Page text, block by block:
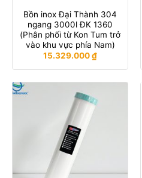
Bồn inox Đại Thành 304
ngang 3000l ĐK 1360
(Phân phối từ Kon Tum trở
vào khu vực phía Nam)
15.329.000₫